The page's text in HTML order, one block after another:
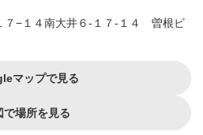
７−１４南大井６‐１７‐１４ 曽根ビ
マップで見る
で場所を見る